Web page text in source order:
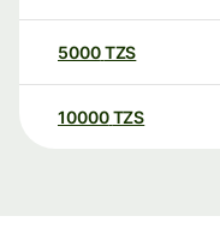
5000TZS
10000 TZS